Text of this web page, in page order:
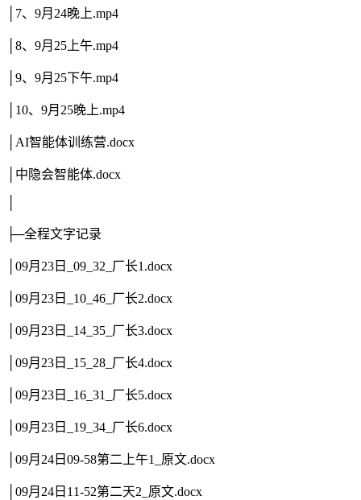
│7、9月24晚上.mp4
│8、9月25上午.mp4
│9、9月25下午.mp4
│10、9月25晚上.mp4
│AI智能体训练营.docx
│中隐会智能体.docx
├─全程文字记录
│09月23日_09_32_厂长1.docx
│09月23日_10_46_厂长2.docx
│09月23日_14_35_厂长3.docx
│09月23日_15_28_厂长4.docx
│09月23日_16_31_厂长5.docx
│09月23日_19_34_厂长6.docx
│09月24日09-58第二上午1_原文.docx
│09月24日11-52第二天2_原文.docx